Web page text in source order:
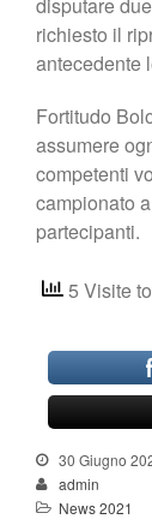
richiesto il
antecedente
Fortitudo
assumere
competenti
campionato
partecipanti.
5 Visite
30 Giugno
admin
News 2021